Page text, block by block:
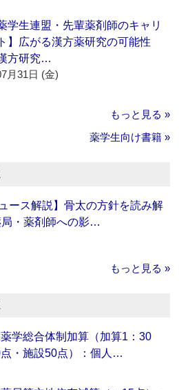
学生連盟・先輩薬剤師のキャリ
】広がる漢方薬研究の可能性
方研究…
月31日 (金)
もっと見る »
薬学生向け書籍 »
ース解説】骨太の方針を読み解
局・薬剤師への影…
もっと見る »
学総合体制加算（加算1：30
・施設50点）：個人…